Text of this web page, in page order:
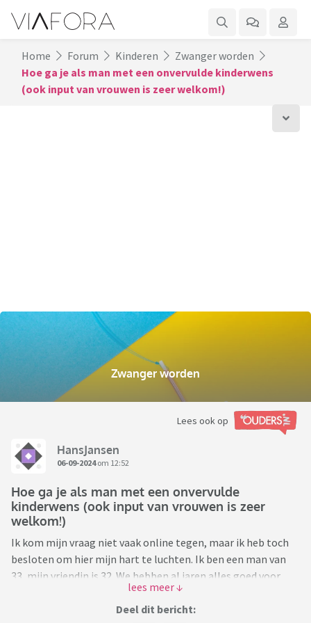
Home Forum Kinderen
Zwanger worden
Hoe ga je als man met een onvervulde kinderwens
(ook input van vrouwen is zeer welkom!)
Zwanger worden
Lees ook op
HansJansen
06-09-2024om 12:52
Hoe ga je als man met een onvervulde
kinderwens (ook input van vrouwen is zeer
welkom!)
Ik kom mijn vraag niet vaak online tegen, maar ik heb toch
besloten om hier mijn hart te luchten. Ik ben een man van
33, mijn vriendin is 32. We hebben al jaren alles goed voor
elkaar. We wonen in een koophuis, financieel gaat het
uitstekend, en verder loopt alles op rolletjes. Het leventje
Deel dit bericht: